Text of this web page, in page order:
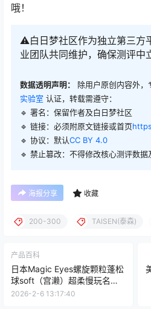
哦！
⚠️白日梦社区作为独立第三方
业团队共同维护，确保测评中
数据透明声明： 除用户原创内容外
实验室 认证，转载需遵守：
🔹 署名：保留作者及白日梦社区
🔹 链接：必须附原文链接或首页
🔹 协议：默认CC BY 4.0
🔹 禁止篡改：不得修改核心测评数据
海报分享 收藏
200-300 TAISEN(泰森)
产品百科
日本Magic Eyes螺旋颗粒蓬松
球soft（宫濑）超柔慢玩名器
测评报告
2026-2-6 13:17:40